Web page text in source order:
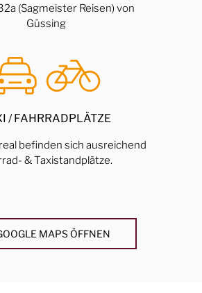
(Sagmeister Reisen) von
Güssing
/ FAHRRADPLÄTZE
befinden sich ausreichend
& Taxistandplätze.
MAPS ÖFFNEN